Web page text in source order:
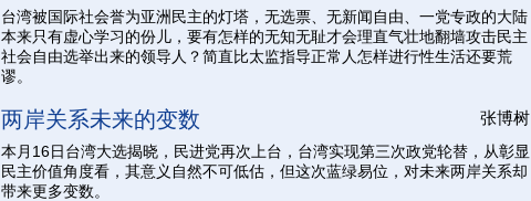
台湾被国际社会誉为亚洲民主的灯塔，无选票、无新闻自由、一党专政的大陆
本来只有虚心学习的份儿，要有怎样的无知无耻才会理直气壮地翻墙攻击民主
社会自由选举出来的领导人？简直比太监指导正常人怎样进行性生活还要荒
谬。
张博树
两岸关系未来的变数
本月16日台湾大选揭晓，民进党再次上台，台湾实现第三次政党轮替，从彰显
民主价值角度看，其意义自然不可低估，但这次蓝绿易位，对未来两岸关系却
带来更多变数。